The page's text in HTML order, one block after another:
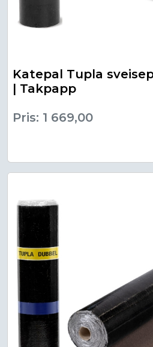
Katepal Tupla
| Takpapp
Pris: 1 669,00